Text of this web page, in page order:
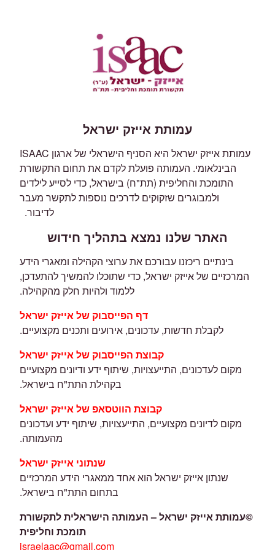
עמותת אייזק ישראל
עמותת אייזק ישראל היא הסניף הישראלי של ארגון ISAAC
הבינלאומי. העמותה פועלת לקדם את תחום התקשורת
התומכת והחליפית (תת"ח) בישראל, כדי לסייע לילדים
ולמבוגרים שזקוקים לדרכים נוספות לתקשר מעבר
לדיבור.
האתר שלנו נמצא בתהליך חידוש
בינתיים ריכזנו עבורכם את ערוצי הקהילה ומאגרי הידע
המרכזיים של אייזק ישראל, כדי שתוכלו להמשיך להתעדכן,
ללמוד ולהיות חלק מהקהילה.
דף הפייסבוק של אייזק ישראל
לקבלת חדשות, עדכונים, אירועים ותכנים מקצועיים.
קבוצת הפייסבוק של אייזק ישראל
מקום לעדכונים, התייעצויות, שיתוף ידע ודיונים מקצועיים
בקהילת התת"ח בישראל.
קבוצת הווטסאפ של אייזק ישראל
מקום לדיונים מקצועיים, התייעצויות, שיתוף ידע ועדכונים
מהעמותה.
שנתוני אייזק ישראל
שנתון אייזק ישראל הוא אחד ממאגרי הידע המרכזיים
בתחום התת"ח בישראל.
©עמותת אייזק ישראל – העמותה הישראלית לתקשורת
תומכת וחליפית
israelaac@gmail.com